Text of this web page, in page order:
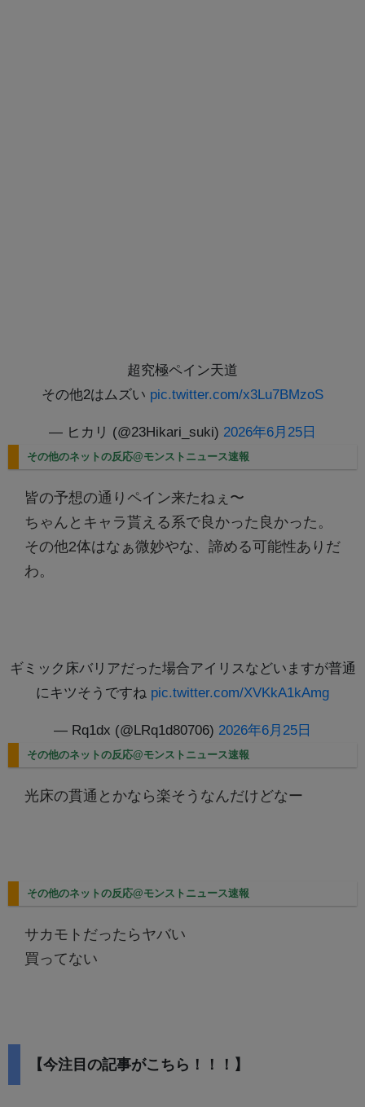
超究極ペイン天道
その他2はムズい pic.twitter.com/x3Lu7BMzoS
— ヒカリ (@23Hikari_suki) 2026年6月25日
その他のネットの反応@モンストニュース速報
皆の予想の通りペイン来たねぇ〜
ちゃんとキャラ貰える系で良かった良かった。
その他2体はなぁ微妙やな、諦める可能性ありだ
わ。
ギミック床バリアだった場合アイリスなどいますが普通
にキツそうですね pic.twitter.com/XVKkA1kAmg
— Rq1dx (@LRq1d80706) 2026年6月25日
その他のネットの反応@モンストニュース速報
光床の貫通とかなら楽そうなんだけどなー
その他のネットの反応@モンストニュース速報
サカモトだったらヤバい
買ってない
【今注目の記事がこちら！！！】